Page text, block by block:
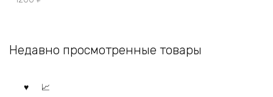
Недавно просмотренные товары